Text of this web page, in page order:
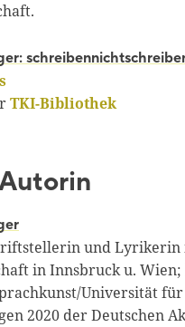
TKI-Bibliothek
und Lyrikerin
in Innsbruck u.
Universität
2020 der Deutschen